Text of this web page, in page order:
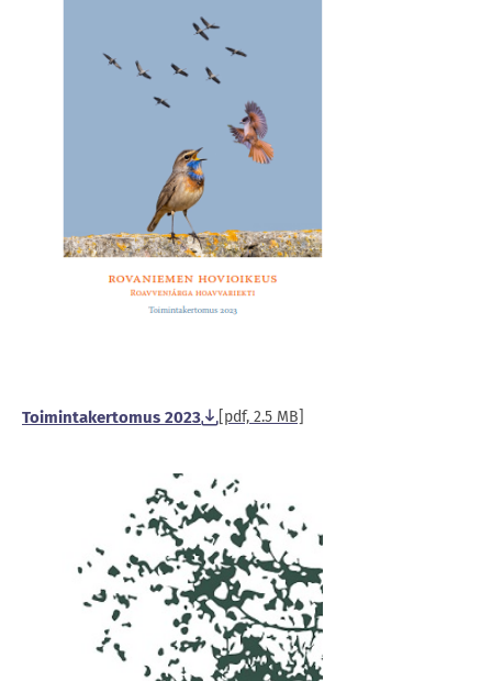
Toimintakertomus 2023 [pdf, 2.5 MB]